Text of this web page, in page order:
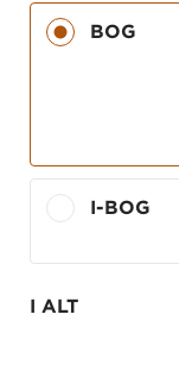
garvedeBOG
I-BOG
I ALT